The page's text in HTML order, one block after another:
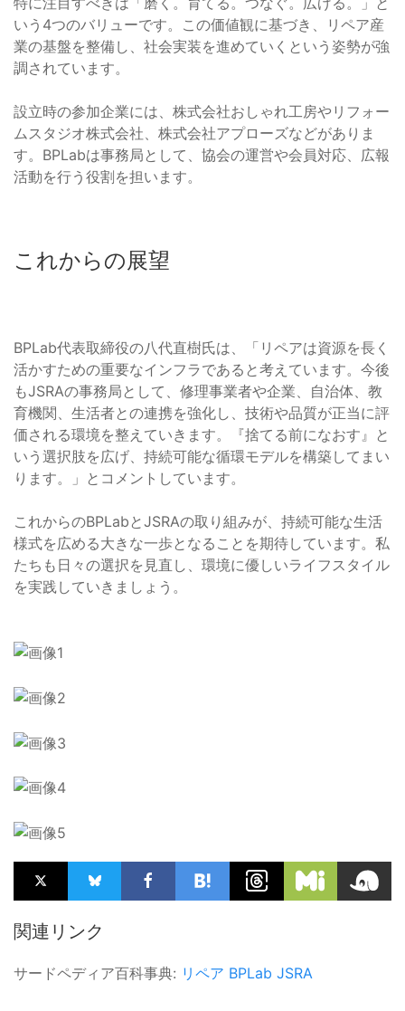
いう4つのバリューです。この価値観に基づき、リペア産
業の基盤を整備し、社会実装を進めていくという姿勢が強
調されています。
設立時の参加企業には、株式会社おしゃれ工房やリフォー
ムスタジオ株式会社、株式会社アプローズなどがありま
す。BPLabは事務局として、協会の運営や会員対応、広報
活動を行う役割を担います。
これからの展望
BPLab代表取締役の八代直樹氏は、「リペアは資源を長く
活かすための重要なインフラであると考えています。今後
もJSRAの事務局として、修理事業者や企業、自治体、教
育機関、生活者との連携を強化し、技術や品質が正当に評
価される環境を整えていきます。『捨てる前になおす』と
いう選択肢を広げ、持続可能な循環モデルを構築してまい
ります。」とコメントしています。
これからのBPLabとJSRAの取り組みが、持続可能な生活
様式を広める大きな一歩となることを期待しています。私
たちも日々の選択を見直し、環境に優しいライフスタイル
を実践していきましょう。
関連リンク
サードペディア百科事典: リペア BPLab JSRA